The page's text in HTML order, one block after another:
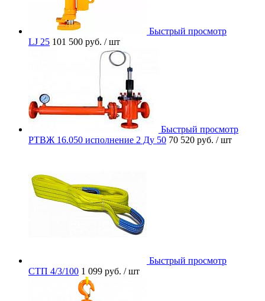
Быстрый просмотр
LJ 25 101 500 руб. / шт
Быстрый просмотр
РТВЖ 16.050 исполнение 2 Ду 50 70 520 руб. / шт
Быстрый просмотр
СТП 4/3/100 1 099 руб. / шт